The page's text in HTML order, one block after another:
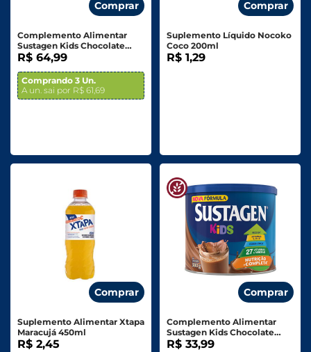
Comprar
Complemento Alimentar
Sustagen Kids Chocolate
Leve + Por - Sachê 700g
R$ 64,99
Comprando 3 Un.
A un. sai por R$ 61,69
Comprar
Suplemento Líquido Nocoko
Coco 200ml
R$ 1,29
Comprar
Suplemento Alimentar Xtapa
Maracujá 450ml
R$ 2,45
Comprar
Complemento Alimentar
Sustagen Kids Chocolate
380g
R$ 33,99